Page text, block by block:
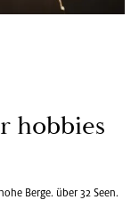
hob­bies
Berge. über 32 Seen.